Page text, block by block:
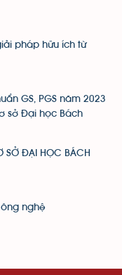
pháp hữu ích từ
GS, PGS năm 2023
sở Đại học Bách
SỞ ĐẠI HỌC BÁCH
nghệ